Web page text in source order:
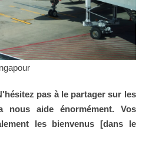
pas à le partager sur les
nous aide énormément. Vos
les bienvenus [dans le